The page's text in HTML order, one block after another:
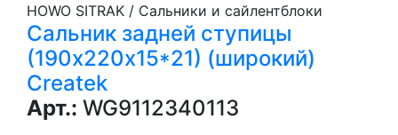
HOWO SITRAK / Сальники и сайлентблоки
Сальник задней ступицы
(190х220х15*21) (широкий)
Createk
Арт.: WG9112340113